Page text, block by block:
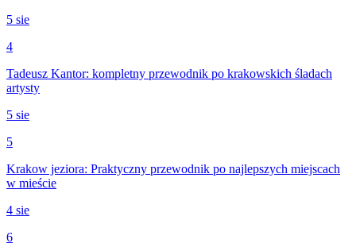
5 sie
4
Tadeusz Kantor: kompletny przewodnik po krakowskich śladach
artysty
5 sie
5
Krakow jeziora: Praktyczny przewodnik po najlepszych miejscach
w mieście
4 sie
6